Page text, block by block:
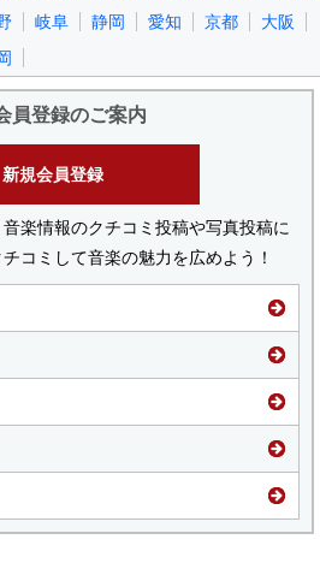
岐阜 静岡 愛知 京都
大阪
員登録のご案内
新規会員登録
楽情報のクチコミ投稿や写真投稿に
コミして音楽の魅力を広めよう！